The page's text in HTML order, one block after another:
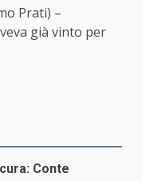
Prati) –
già vinto per
Conte